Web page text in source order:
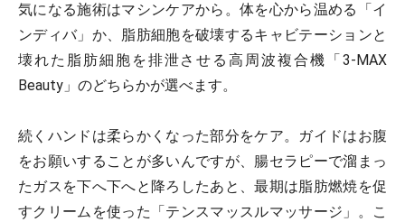
気になる施術はマシンケアから。体を心から温める「イ
ンディバ」か、脂肪細胞を破壊するキャビテーションと
壊れた脂肪細胞を排泄させる高周波複合機「3-MAX
Beauty」のどちらかが選べます。
続くハンドは柔らかくなった部分をケア。ガイドはお腹
をお願いすることが多いんですが、腸セラピーで溜まっ
たガスを下へ下へと降ろしたあと、最期は脂肪燃焼を促
すクリームを使った「テンスマッスルマッサージ」。こ